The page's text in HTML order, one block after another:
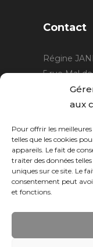
aux
Pour offrir les
telles que les cookies
appareils. Le fait de
traiter des données
uniques sur ce site. Le
consentement peut
et fonctions.
Contact
Régine
5 rue Mal
21220
06 15 15 80
Horaires :